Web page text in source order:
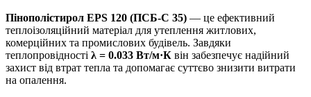
Пінополістирол EPS 120 (ПСБ-С 35) — це ефективний
теплоізоляційний матеріал для утеплення житлових,
комерційних та промислових будівель. Завдяки
теплопровідності λ = 0.033 Вт/м·К він забезпечує надійний
захист від втрат тепла та допомагає суттєво знизити витрати
на опалення.